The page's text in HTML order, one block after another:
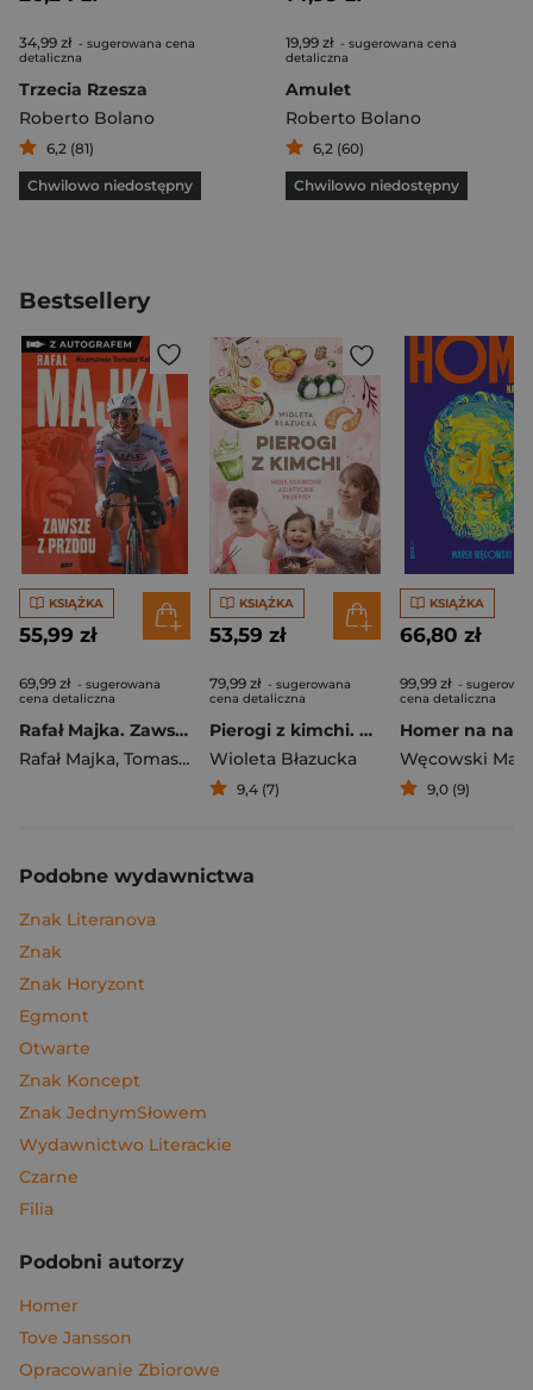
34,99 zł - sugerowana cena
detaliczna
Trzecia Rzesza
Roberto Bolano
6,2 (81)
Chwilowo niedostępny
19,99 zł - sugerowana cena
detaliczna
Amulet
Roberto Bolano
6,2 (60)
Chwilowo niedostępny
Bestsellery
KSIĄŻKA
55,99 zł
69,99 zł - sugerowana
cena detaliczna
Rafał Majka. Zawsze z przodu. Rozmawia Tomasz Kalemba - książka z autografem
Rafał Majka, Tomasz Kalemba
KSIĄŻKA
53,59 zł
79,99 zł - sugerowana
cena detaliczna
Pierogi z kimchi. Moje ulubione azjatyckie przepisy
Wioleta Błazucka
9,4 (7)
KSIĄŻKA
66,80 zł
99,99 zł -
cena detaliczna
Węcowski
9,0 (9)
Podobne wydawnictwa
Znak Literanova
Znak
Znak Horyzont
Egmont
Otwarte
Znak Koncept
Znak JednymSłowem
Wydawnictwo Literackie
Czarne
Filia
Podobni autorzy
Homer
Tove Jansson
Opracowanie Zbiorowe